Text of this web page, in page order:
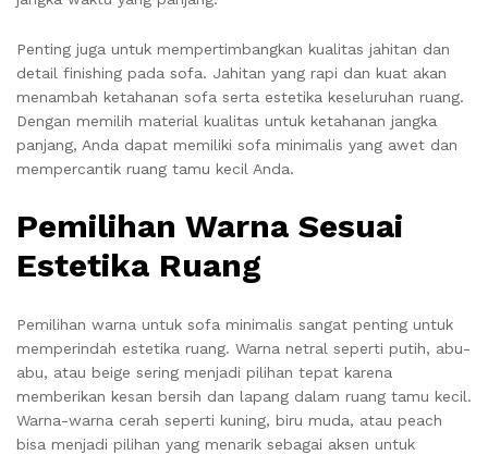
Penting juga untuk mempertimbangkan kualitas jahitan dan
detail finishing pada sofa. Jahitan yang rapi dan kuat akan
menambah ketahanan sofa serta estetika keseluruhan ruang.
Dengan memilih material kualitas untuk ketahanan jangka
panjang, Anda dapat memiliki sofa minimalis yang awet dan
mempercantik ruang tamu kecil Anda.
Pemilihan Warna Sesuai
Estetika Ruang
Pemilihan warna untuk sofa minimalis sangat penting untuk
memperindah estetika ruang. Warna netral seperti putih, abu-
abu, atau beige sering menjadi pilihan tepat karena
memberikan kesan bersih dan lapang dalam ruang tamu kecil.
Warna-warna cerah seperti kuning, biru muda, atau peach
bisa menjadi pilihan yang menarik sebagai aksen untuk